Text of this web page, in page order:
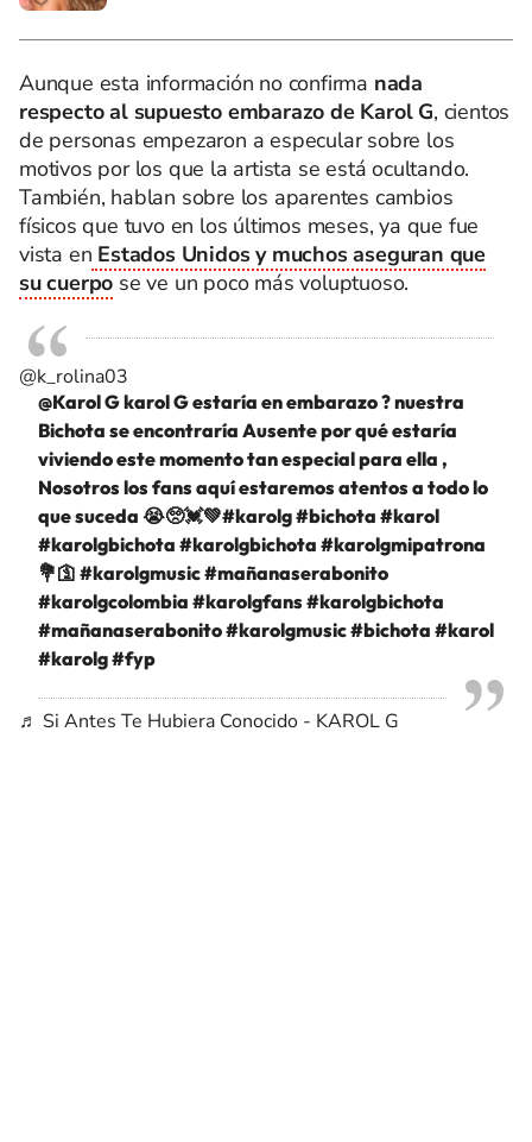
Aunque esta información no confirma nada
respecto al supuesto embarazo de Karol G, cientos
de personas empezaron a especular sobre los
motivos por los que la artista se está ocultando.
También, hablan sobre los aparentes cambios
físicos que tuvo en los últimos meses, ya que fue
vista en Estados Unidos y muchos aseguran que
su cuerpo se ve un poco más voluptuoso.
@k_rolina03
@Karol G karol G estaría en embarazo ? nuestra
Bichota se encontraría Ausente por qué estaría
viviendo este momento tan especial para ella ,
Nosotros los fans aquí estaremos atentos a todo lo
que suceda 😭🥺💓💚#karolg#bichota #karol
#karolgbichota #karolgbichota #karolgmipatrona
💐🛐 #karolgmusic#mañanaserabonito
#karolgcolombia #karolgfans#karolgbichota
#mañanaserabonito#karolgmusic#bichota #karol
#karolg#fyp
♬ Si Antes Te Hubiera Conocido - KAROL G